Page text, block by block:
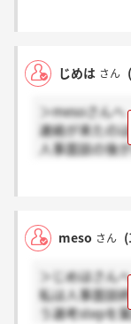
じめは さん
＞mesoさんへ
連絡が来たの
人事面談の後
meso さん
＞じめはさんへ
私は人事面談
う選考stepを